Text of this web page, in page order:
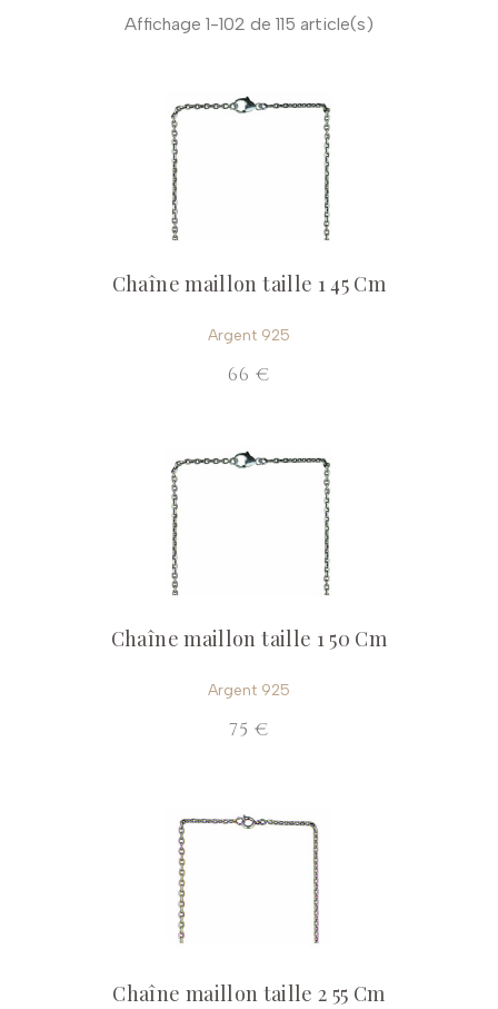
Affichage 1-102 de 115 article(s)
Chaîne maillon taille 1 45 Cm
Argent 925
66 €
Chaîne maillon taille 1 50 Cm
Argent 925
75 €
Chaîne maillon taille 2 55 Cm